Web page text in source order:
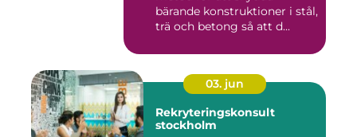
bärande konstruktioner i stål,
trä och betong så att d...
03. jun
Rekryteringskonsult
stockholm